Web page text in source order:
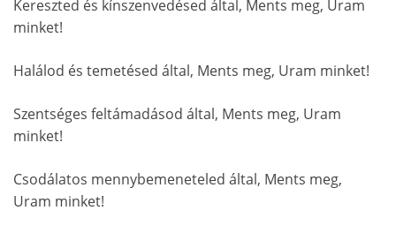
Kereszted és kínszenvedésed által, Ments meg, Uram
minket!
Halálod és temetésed által, Ments meg, Uram minket!
Szentséges feltámadásod által, Ments meg, Uram
minket!
Csodálatos mennybemeneteled által, Ments meg,
Uram minket!